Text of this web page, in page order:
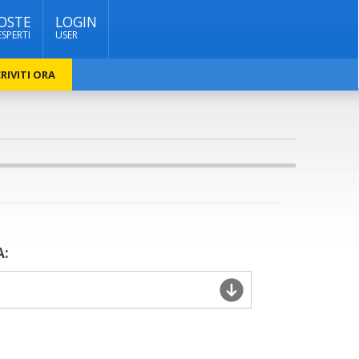
LOGIN
USER
ORA